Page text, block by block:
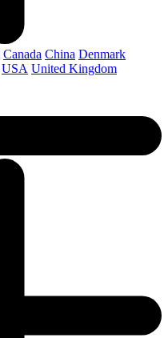
Canada China Denmark
USA United Kingdom